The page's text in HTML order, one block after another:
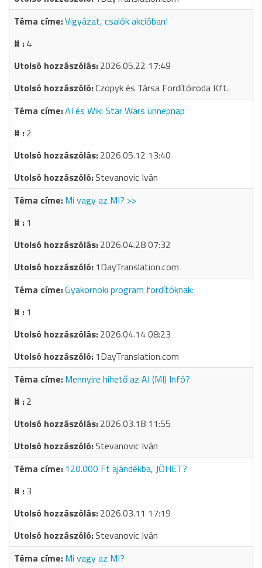
Vigyázat, csalók akcióban!
4
2026.05.22 17:49
Czopyk és Társa Fordítóiroda Kft.
AI és Wiki Star Wars ünnepnap
2
2026.05.12 13:40
Stevanovic Iván
Mi vagy az MI? >>
1
2026.04.28 07:32
1DayTranslation.com
Gyakornoki program fordítóknak:
1
2026.04.14 08:23
1DayTranslation.com
Mennyire hihető az AI (MI) Infó?
2
2026.03.18 11:55
Stevanovic Iván
120.000 Ft ajándékba, JÖHET?
3
2026.03.11 17:19
Stevanovic Iván
Mi vagy az MI?